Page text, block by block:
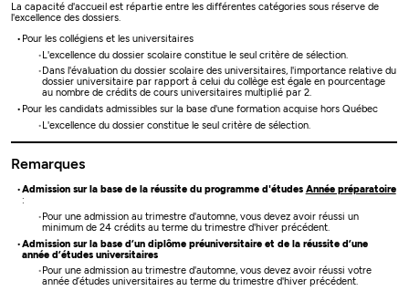
La capacité d'accueil est répartie entre les différentes catégories sous réserve de
l'excellence des dossiers.
Pour les collégiens et les universitaires
L'excellence du dossier scolaire constitue le seul critère de sélection.
Dans l'évaluation du dossier scolaire des universitaires, l'importance relative du
dossier universitaire par rapport à celui du collège est égale en pourcentage
au nombre de crédits de cours universitaires multiplié par 2.
Pour les candidats admissibles sur la base d'une formation acquise hors Québec
L'excellence du dossier constitue le seul critère de sélection.
Remarques
Admission sur la base de la réussite du programme d'études Année préparatoire
:
Pour une admission au trimestre d'automne, vous devez avoir réussi un
minimum de 24 crédits au terme du trimestre d'hiver précédent.
Admission sur la base d’un diplôme préuniversitaire et de la réussite d’une
année d’études universitaires
Pour une admission au trimestre d'automne, vous devez avoir réussi votre
année d’études universitaires au terme du trimestre d'hiver précédent.